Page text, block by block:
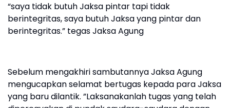
“saya tidak butuh Jaksa pintar tapi tidak
berintegritas, saya butuh Jaksa yang pintar dan
berintegritas.” tegas Jaksa Agung
Sebelum mengakhiri sambutannya Jaksa Agung
mengucapkan selamat bertugas kepada para Jaksa
yang baru dilantik. ”Laksanakanlah tugas yang telah